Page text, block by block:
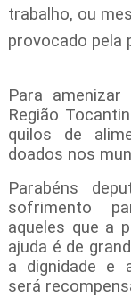
trabalho, ou
provocado pela
Para
Região
quilos de
doados nos
Parabéns
sofrimento
aqueles que a
ajuda é de
a dignidade e
será